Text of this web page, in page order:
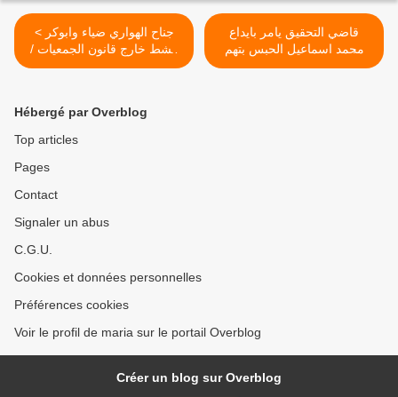
< جناح الهواري ضياء وابوكر
ينشط خارج قانون الجمعيات /
الرابطة الجزائرية للدفاع عن
قاضي التحقيق يامر بايداع
محمد اسماعيل الحبس بتهم
باطلة اين هي وعود السلطات /
Hébergé par Overblog
Top articles
Pages
Contact
Signaler un abus
C.G.U.
Cookies et données personnelles
Préférences cookies
Voir le profil de maria sur le portail Overblog
Créer un blog sur Overblog